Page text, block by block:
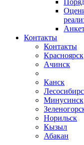
Контакты
Контакты
Красноярск
Ачинск
Канск
Минусинск
Норильск
Кызыл
Абакан